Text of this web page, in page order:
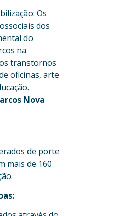
Os
dos
do
na
transtornos
oficinas, arte
Nova
de porte
mais de 160